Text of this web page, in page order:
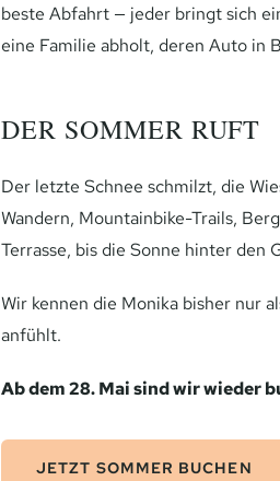
beste Abfahrt — jeder bringt sich
eine Familie abholt, deren Auto in
DER SOMMER RUFT
Der letzte Schnee schmilzt, die
Wandern, Mountainbike-Trails,
Terrasse, bis die Sonne hinter den
Wir kennen die Monika bisher nur
anfühlt.
Ab dem 28. Mai sind wir wieder
JETZT SOMMER BUCHEN